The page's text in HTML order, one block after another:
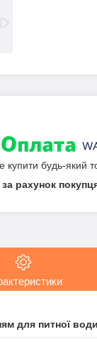
купити будь-який
за рахунок
для питної